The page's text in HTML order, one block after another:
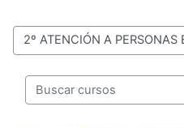
Categorías
Buscar cursos